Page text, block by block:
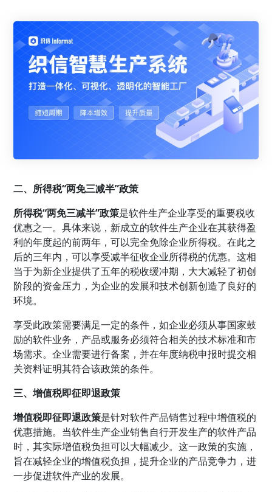
二、所得税“两免三减半”政策
所得税“两免三减半”政策是软件生产企业享受的重要税收
优惠之一。具体来说，新成立的软件生产企业在其获得盈
利的年度起的前两年，可以完全免除企业所得税。在此之
后的三年内，可以享受减半征收企业所得税的优惠。这相
当于为新企业提供了五年的税收缓冲期，大大减轻了初创
阶段的资金压力，为企业的发展和技术创新创造了良好的
环境。
享受此政策需要满足一定的条件，如企业必须从事国家鼓
励的软件业务，产品或服务必须符合相关的技术标准和市
场需求。企业需要进行备案，并在年度纳税申报时提交相
关资料证明其符合该政策的条件。
三、增值税即征即退政策
增值税即征即退政策是针对软件产品销售过程中增值税的
优惠措施。当软件生产企业销售自行开发生产的软件产品
时，其实际增值税负担可以大幅减少。这一政策的实施，
旨在减轻企业的增值税负担，提升企业的产品竞争力，进
一步促进软件产业的发展。